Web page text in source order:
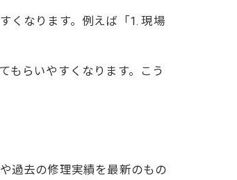
くなります。例えば「1. 現場
もらいやすくなります。こう
過去の修理実績を最新のもの